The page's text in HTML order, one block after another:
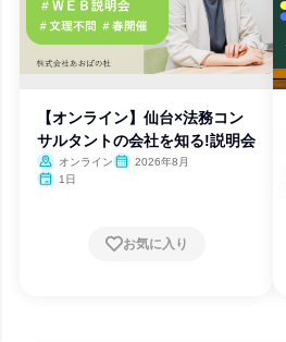
【オンライン】仙台×法務コン
サルタントの会社を知る!説明会
オンライン
2026年8月
1日
お気に入り